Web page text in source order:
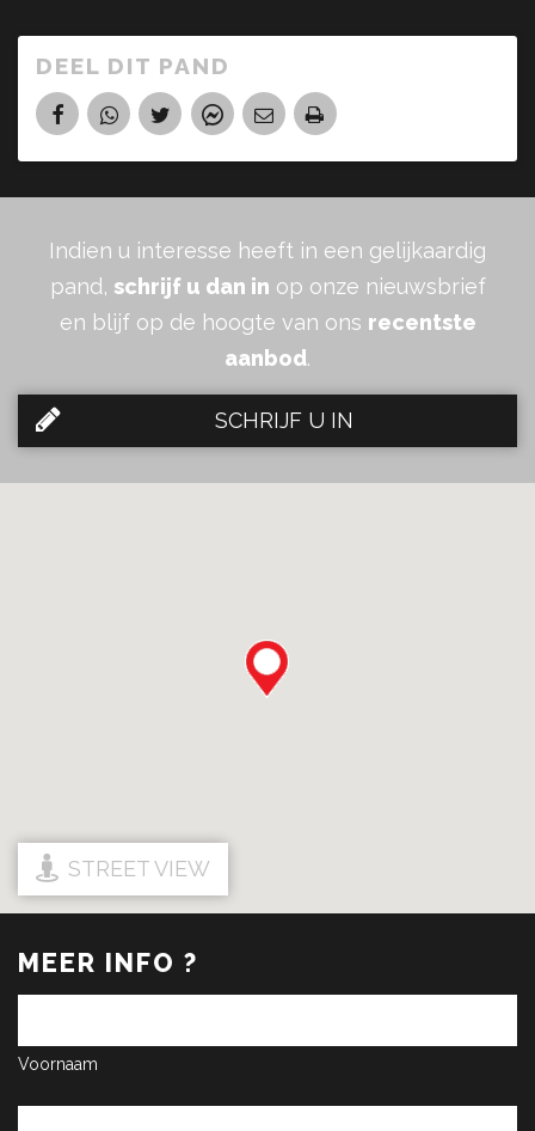
DEEL DIT PAND
Indien u interesse heeft in een gelijkaardig
pand, schrijf u dan in op onze nieuwsbrief
en blijf op de hoogte van ons recentste
aanbod.
SCHRIJF U IN
STREET VIEW
MEER INFO ?
Voornaam